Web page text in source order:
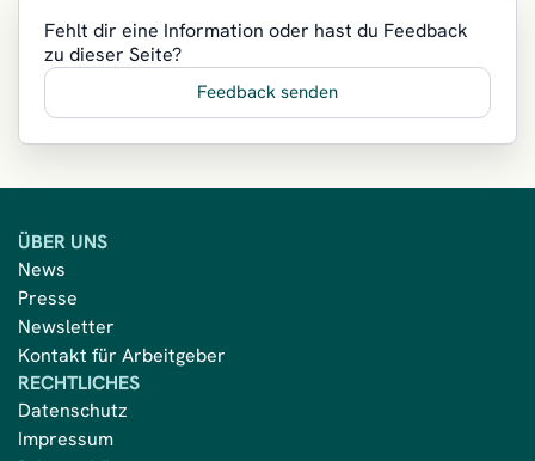
Fehlt dir eine Information oder hast du Feedback
zu dieser Seite?
Feedback senden
ÜBER UNS
News
Presse
Newsletter
Kontakt für Arbeitgeber
RECHTLICHES
Datenschutz
Impressum